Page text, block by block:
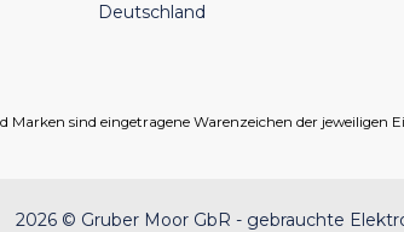
Deutschland
sind eingetragene Warenzeichen der jeweiligen
2026 © Gruber Moor GbR - gebrauchte